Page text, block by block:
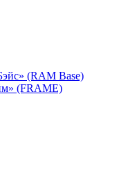
(RAM Base)
(FRAME)